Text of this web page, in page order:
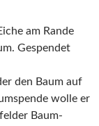
am Rande
Gespendet
den Baum auf
wolle er
Baum-